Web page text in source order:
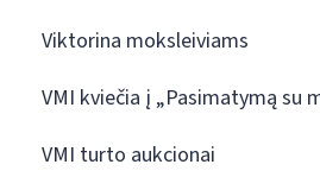
Viktorina moksleiviams
VMI kviečia į „Pasimatymą su
VMI turto aukcionai